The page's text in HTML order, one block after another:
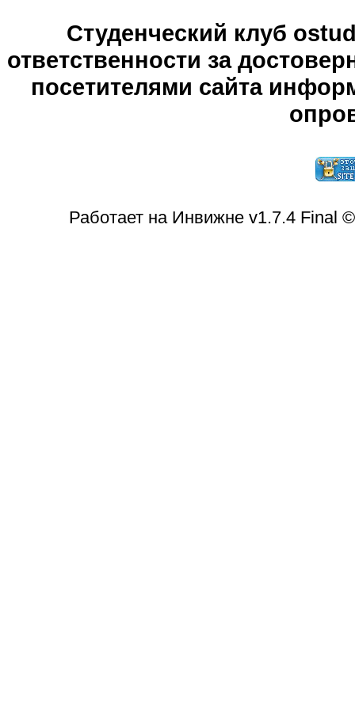
Студенческий клуб
ответственности за
посетителями сайта
Работает на Инвижне v1.7.4 Final